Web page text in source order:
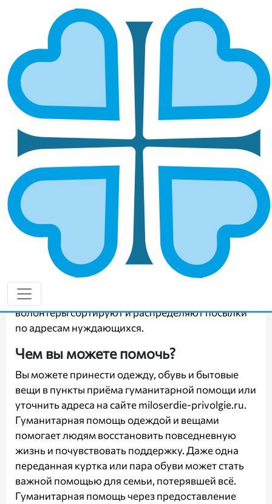
ГУМАНИТАРНАЯ ПОМОЩЬ НА ВЕЩИ
Для чего нужна гуманитарная
помощь на вещи?
Гуманитарная помощь на вещи — это один из
самых востребованных видов поддержки
нуждающихся. Тёплая одежда, обувь,
постельные принадлежности, детские вещи и
предметы быта особенно необходимы семьям с
детьми, пожилым, беженцам и бездомным.
Служба
«Милосердие Приволжье»
организует
сбор и передачу одежды и вещей тем, кто
оказался в беде. Отдать вещи беженцам в Казани,
жителям Донбасса и другим пострадавшим
можно через пункты гуманитарной помощи, где
волонтёры сортируют и распределяют посылки
по адресам нуждающихся.
Чем вы можете помочь?
Вы можете принести одежду, обувь и бытовые
вещи в пункты приёма гуманитарной помощи или
уточнить адреса на сайтеmiloserdie-privolgie.ru.
Гуманитарная помощь одеждой и вещами
помогает людям восстановить повседневную
жизнь и почувствовать поддержку. Даже одна
переданная куртка или пара обуви может стать
важной помощью для семьи, потерявшей всё.
Гуманитарная помощь через предоставление
Подписаться